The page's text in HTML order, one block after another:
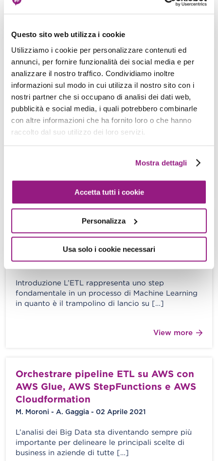
Questo sito web utilizza i cookie
Utilizziamo i cookie per personalizzare contenuti ed
annunci, per fornire funzionalità dei social media e per
analizzare il nostro traffico. Condividiamo inoltre
informazioni sul modo in cui utilizza il nostro sito con i
nostri partner che si occupano di analisi dei dati web,
pubblicità e social media, i quali potrebbero combinarle
con altre informazioni che ha fornito loro o che hanno
raccolto dal suo utilizzo dei loro servizi.
Mostra dettagli
Accetta tutti i cookie
Personalizza
Usa solo i cookie necessari
Caching e long-jobs con notifiche in
tempo reale in una Web App
Serverless basata su AWS
Matteo Moroni - 09 Luglio 2021
Le infrastrutture Serverless offrono enormi
vantaggi rispetto alle infrastrutture server
“classiche”. Basti pensare ad un’applicazione Web
AWS Glue Elastic Views! Framework
per ETL e Aggregazione (quasi) senza
A. Gaggia - M. Moroni - 16 Aprile 2021
Introduzione L’ETL rappresenta uno step
fondamentale in un processo di Machine Learning
in quanto è il trampolino di lancio su […]
View more
Orchestrare pipeline ETL su AWS con
AWS Glue, AWS StepFunctions e AWS
Cloudformation
M. Moroni - A. Gaggia - 02 Aprile 2021
L’analisi dei Big Data sta diventando sempre più
importante per delineare le principali scelte di
business in aziende di tutte […]